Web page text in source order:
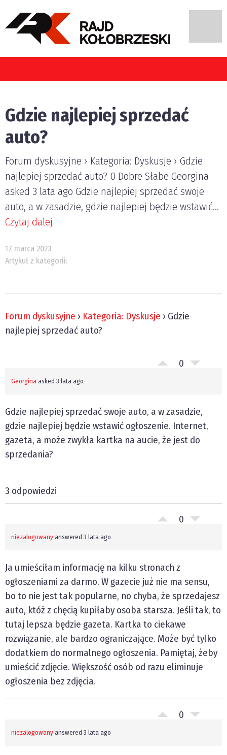
Gdzie najlepiej sprzedać
auto?
Forum dyskusyjne › Kategoria: Dyskusje › Gdzie
najlepiej sprzedać auto? 0 Dobre Słabe Georgina
asked 3 lata ago Gdzie najlepiej sprzedać swoje
auto, a w zasadzie, gdzie najlepiej będzie wstawić...
Czytaj dalej
17 marca 2023
Artykuł z kategorii:
Forum dyskusyjne › Kategoria: Dyskusje › Gdzie
najlepiej sprzedać auto?
0
Georgina asked 3 lata ago
Gdzie najlepiej sprzedać swoje auto, a w zasadzie,
gdzie najlepiej będzie wstawić ogłoszenie. Internet,
gazeta, a może zwykła kartka na aucie, że jest do
sprzedania?
3 odpowiedzi
0
niezalogowany answered 3 lata ago
Ja umieściłam informację na kilku stronach z
ogłoszeniami za darmo. W gazecie już nie ma sensu,
bo to nie jest tak popularne, no chyba, że sprzedajesz
auto, któż z chęcią kupiłaby osoba starsza. Jeśli tak, to
tutaj lepsza będzie gazeta. Kartka to ciekawe
rozwiązanie, ale bardzo ograniczające. Może być tylko
dodatkiem do normalnego ogłoszenia. Pamiętaj, żeby
umieścić zdjęcie. Większość osób od razu eliminuje
ogłoszenia bez zdjęcia.
0
niezalogowany answered 3 lata ago